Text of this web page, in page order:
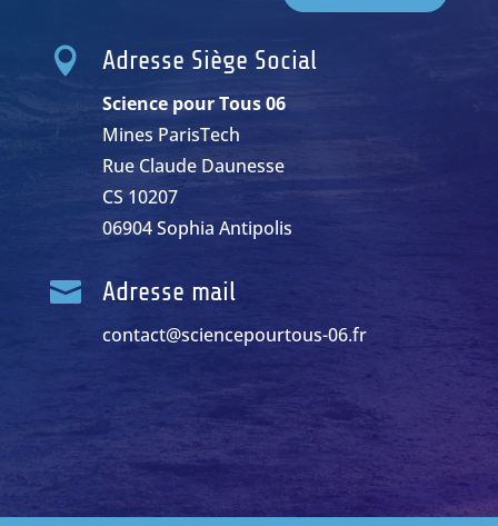
 Adresse Siège Social
Science pour Tous 06
Mines ParisTech
Rue Claude Daunesse
CS 10207
06904 Sophia Antipolis
 Adresse mail
contact@sciencepourtous-06.fr